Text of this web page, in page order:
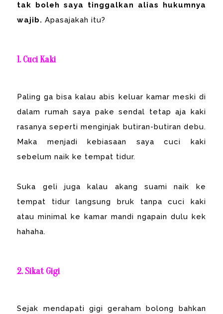
tak boleh saya tinggalkan alias hukumnya
wajib.Apasajakah itu?
1. Cuci Kaki
Paling ga bisa kalau abis keluar kamar meski di
dalam rumah saya pake sendal tetap aja kaki
rasanya seperti menginjak butiran-butiran debu.
Maka menjadi kebiasaan saya cuci kaki
sebelum naik ke tempat tidur.
Suka geli juga kalau akang suami naik ke
tempat tidur langsung bruk tanpa cuci kaki
atau minimal ke kamar mandi ngapain dulu kek
hahaha.
2. Sikat Gigi
Sejak mendapati gigi geraham bolong bahkan